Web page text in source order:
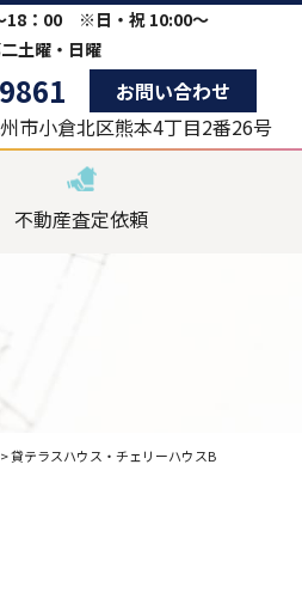
18：00 ※日・祝 10:00～
土曜・日曜
お問い合わせ
市小倉北区熊本4丁目2番26号
不動産査定依頼
>貸テラスハウス・チェリーハウスB